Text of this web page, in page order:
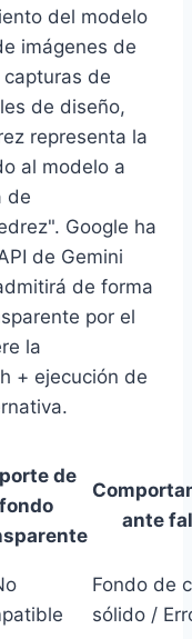
del modelo
imágenes de
de
de diseño,
representa la
al modelo a
de
Google ha
de Gemini
de forma
por el
la
+ ejecución de
de
fondo
ante
Fondo de
sólido /